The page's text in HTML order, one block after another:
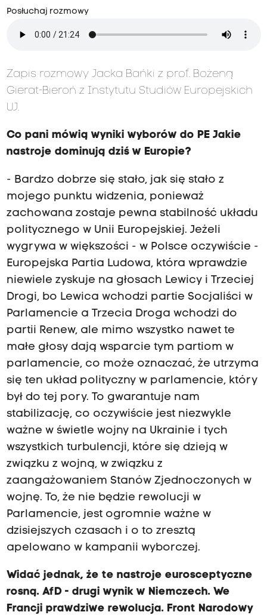
Posłuchaj rozmowy
Zapis rozmowy Jacka Bańki z prof. Bożeną
Gierat-Bieroń z Instytutu Studiów Europejskich
UJ.
Co pani mówią wyniki wyborów do PE Jakie
nastroje dominują dziś w Europie?
- Bardzo dobrze się stało, jak się stało z
mojego punktu widzenia, ponieważ
zachowana zostaje pewna stabilność układu
politycznego w Unii Europejskiej. Jeżeli
wygrywa w większości - w Polsce oczywiście -
Europejska Partia Ludowa, która wprawdzie
niewiele zyskuje na głosach Lewicy i Trzeciej
Drogi, bo Lewica wchodzi partie Socjaliści w
Parlamencie a Trzecia Droga wchodzi do
partii Renew, ale mimo wszystko nawet te
małe głosy dają wsparcie tym partiom w
parlamencie, co może oznaczać, że utrzyma
się ten układ polityczny w parlamencie, który
był do tej pory. To gwarantuje nam
stabilizację, co oczywiście jest niezwykle
ważne w świetle wojny na Ukrainie i tych
wszystkich turbulencji, które się dzieją w
związku z wojną, w związku z
zaangażowaniem Stanów Zjednoczonych w
wojnę. To, że nie będzie rewolucji w
Parlamencie, jest ogromnie ważne w
dzisiejszych czasach i o to zresztą
apelowano w kampanii wyborczej.
Widać jednak, że te nastroje eurosceptyczne
rosną. AfD - drugi wynik w Niemczech. We
Francji prawdziwe rewolucja. Front Narodowy